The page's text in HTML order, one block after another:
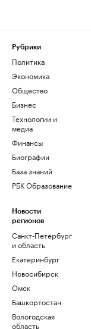
Рубрики
Политика
Экономика
Общество
Бизнес
Технологии и
медиа
Финансы
Биографии
База знаний
РБК Образование
Новости
регионов
Санкт-Петербург
и область
Екатеринбург
Новосибирск
Омск
Башкортостан
Вологодская
область